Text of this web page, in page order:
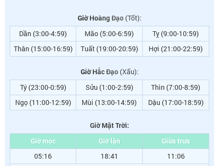
Giờ Hoàng Đạo(Tốt):
Dần (3:00-4:59)
Mão (5:00-6:59)
Tỵ (9:00-10:59)
Thân (15:00-16:59)
Tuất (19:00-20:59) Hợi (21:00-22:59)
Giờ Hắc Đạo(Xấu):
Tý (23:00-0:59)
Sửu (1:00-2:59)
Thìn (7:00-8:59)
Ngọ (11:00-12:59)
Mùi (13:00-14:59) Dậu (17:00-18:59)
Giờ Mặt Trời:
Giờ mọc
Giờ lặn
Giữa trưa
05:16
18:41
11:06